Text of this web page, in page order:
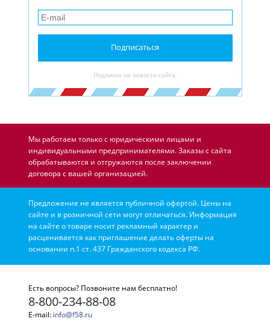
Подписаться
Подписка на новости сайта.
Мы работаем только с юридическими лицами и
индивидуальными предпринимателями. Заказы с сайта
обрабатываются и отгружаются после заключении
договора с вашей организацией.
Предложение не является публичной офертой. Цены на
сайте и в розничной сети могут отличаться. Информация
на сайте о товаре носит рекламный характер и
расценивается как приглашение делать оферты на
основании п.1 ст. 437 Гражданского кодекса РФ.
Есть вопросы? Позвоните нам бесплатно!
8-800-234-88-08
E-mail: info@f58.ru